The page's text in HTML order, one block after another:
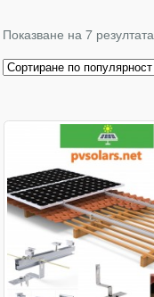
Показване на 7 резултата